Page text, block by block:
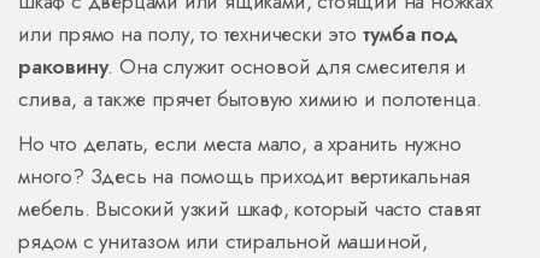
или прямо на полу, то технически это тумба под
раковину. Она служит основой для смесителя и
слива, а также прячет бытовую химию и полотенца.
Но что делать, если места мало, а хранить нужно
много? Здесь на помощь приходит вертикальная
мебель. Высокий узкий шкаф, который часто ставят
рядом с унитазом или стиральной машиной,